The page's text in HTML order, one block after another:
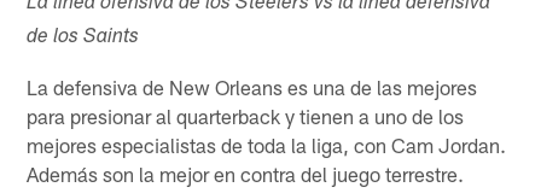
de los Saints
La defensiva de New Orleans es una de las mejores
para presionar al quarterback y tienen a uno de los
mejores especialistas de toda la liga, con Cam Jordan.
Además son la mejor en contra del juego terrestre.